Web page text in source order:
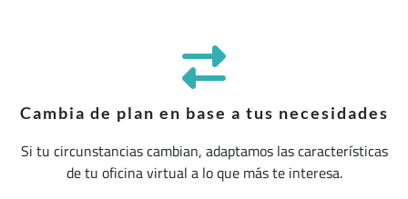
Cambia de plan en base a tus necesidades
Si tu circunstancias cambian, adaptamos las características
de tu oficina virtual a lo que más te interesa.